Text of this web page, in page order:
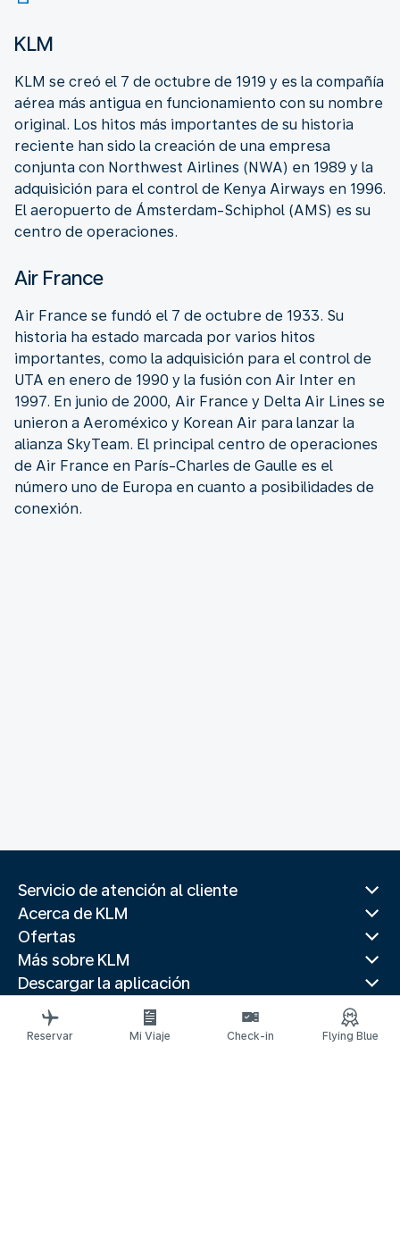
KLM
KLM se creó el 7 de octubre de 1919 y es la compañía
aérea más antigua en funcionamiento con su nombre
original. Los hitos más importantes de su historia
reciente han sido la creación de una empresa
conjunta con Northwest Airlines (NWA) en 1989 y la
adquisición para el control de Kenya Airways en 1996.
El aeropuerto de Ámsterdam-Schiphol (AMS) es su
centro de operaciones.
Air France
Air France se fundó el 7 de octubre de 1933. Su
historia ha estado marcada por varios hitos
importantes, como la adquisición para el control de
UTA en enero de 1990 y la fusión con Air Inter en
1997. En junio de 2000, Air France y Delta Air Lines se
unieron a Aeroméxico y Korean Air para lanzar la
alianza SkyTeam. El principal centro de operaciones
de Air France en París-Charles de Gaulle es el
número uno de Europa en cuanto a posibilidades de
conexión.
Servicio de atención al cliente
Acerca de KLM
Ofertas
Más sobre KLM
Descargar la aplicación
Páginas web relacionadas
Guías de viaje
Reservar Mi Viaje Check-in Flying Blue